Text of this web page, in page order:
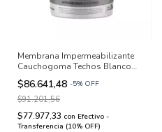
Membrana Impermeabilizante
Cauchogoma Techos Blanco
10kg
$86.641,48 -5% OFF
$91.201,56
$77.977,33 con Efectivo -
Transferencia (10% OFF)